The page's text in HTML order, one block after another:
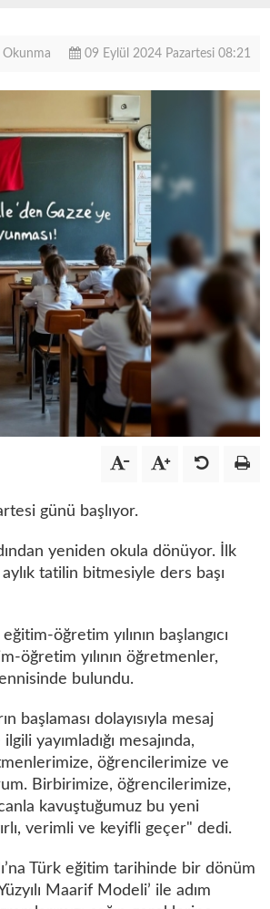
09 Eylül 2024 Pazartesi 08:21
Okunma
günü başlıyor.
yeniden okula dönüyor. İlk
tatilin bitmesiyle ders başı
öğretim yılının başlangıcı
öğretim yılının öğretmenler,
bulundu.
başlaması dolayısıyla mesaj
yayımladığı mesajında,
öğrencilerimize ve
Birbirimize, öğrencilerimize,
kavuştuğumuz bu yeni
verimli ve keyifli geçer" dedi.
Türk eğitim tarihinde bir dönüm
Maarif Modeli’ ile adım